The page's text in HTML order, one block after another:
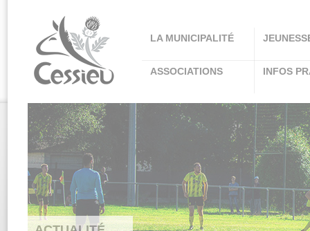
LA MUNICIPALITÉ
ASSOCIATIONS INFOS